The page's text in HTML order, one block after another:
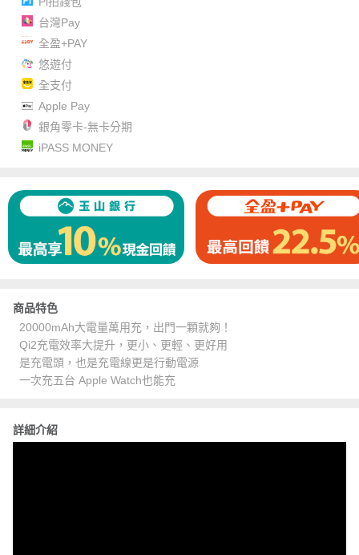
台灣Pay
全盈+PAY
悠遊付
全支付
Apple Pay
銀角零卡-無卡分期
iPASS MONEY
商品特色
20000mAh大電量萬用充，出門一顆就夠！
Qi2充電效率大提升，更小、更輕、更好用
是充電頭，也是充電線更是行動電源
一次充五台 Apple Watch也能充
詳細介紹